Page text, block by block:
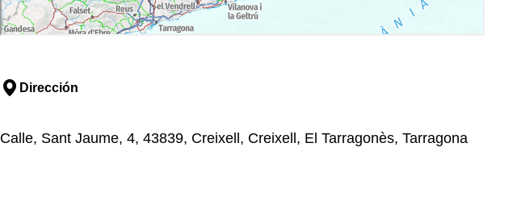
Dirección
Calle, Sant Jaume, 4, 43839, Creixell, Creixell, El Tarragonès, Tarragona